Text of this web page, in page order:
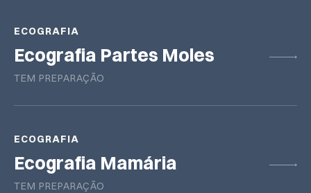
ECOGRAFIA
Ecografia Partes Moles
TEM PREPARAÇÃO
ECOGRAFIA
Ecografia Mamária
TEM PREPARAÇÃO